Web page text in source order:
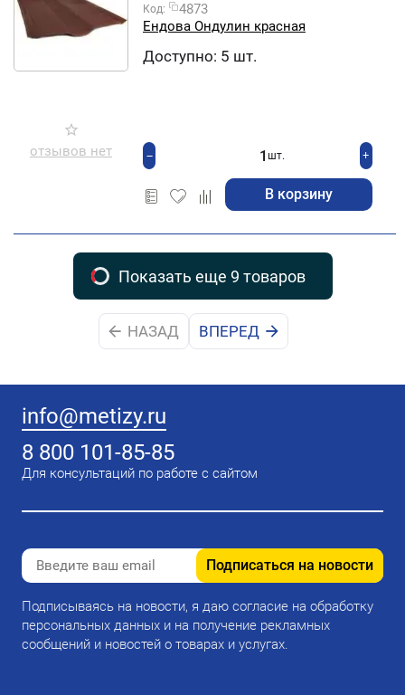
отзывов нет
Код:
4873
Ендова Ондулин красная
Доступно: 5 шт.
+
шт.
−
В корзину
Показать еще 9 товаров
НАЗАД ВПЕРЕД
info@metizy.ru
8 800 101-85-85
Для консультаций по работе с сайтом
Подписаться на новости
Подписываясь на новости, я даю согласие на обработку
персональных данных и на получение рекламных
сообщений и новостей о товарах и услугах.